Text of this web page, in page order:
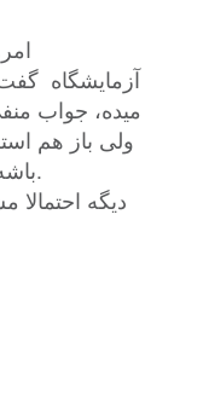
آزمایشگاه
میده، جواب
ولی باز هم
باشه چون دقیقا دهمین روز بود.
دیگه